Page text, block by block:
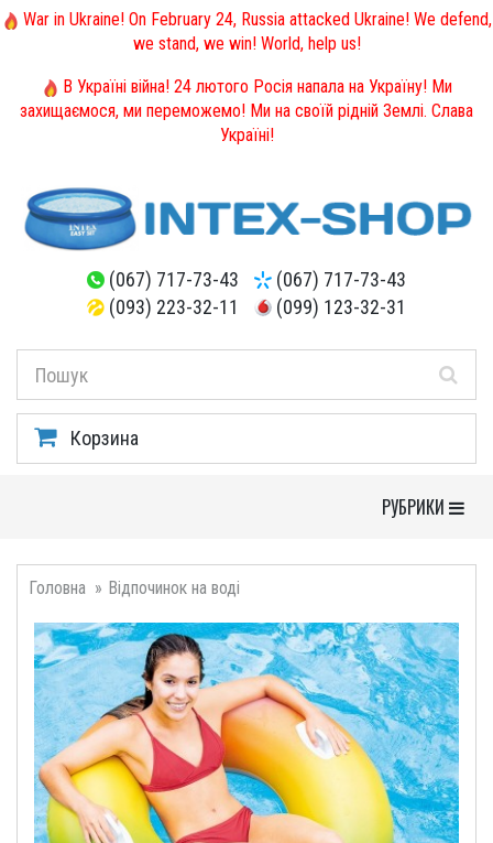
War in Ukraine! On February 24, Russia attacked Ukraine! We defend,
we stand, we win! World, help us!
В Україні війна! 24 лютого Росія напала на Україну! Ми
захищаємося, ми переможемо! Ми на своїй рідній Землі. Слава
Україні!
(067) 717-73-43
(067) 717-73-43
(093) 223-32-11
(099) 123-32-31
Корзина
Toggle
РУБРИКИ
Головна Відпочинок на воді